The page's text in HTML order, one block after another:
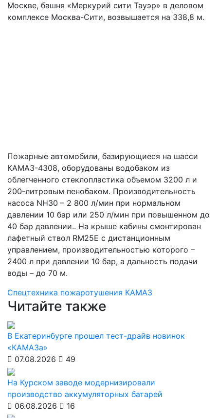
Москве, башня «Меркурий сити Тауэр» в деловом
комплексе Москва-Сити, возвышается на 338,8 м.
Пожарные автомобили, базирующиеся на шасси
КАМАЗ-4308, оборудованы водобаком из
облегченного стеклопластика объемом 3200 л и
200-литровым пенобаком. Производительность
насоса NH30 – 2 800 л/мин при нормальном
давлении 10 бар или 250 л/мин при повышенном до
40 бар давлении.. На крыше кабины смонтирован
лафетный ствол RM25E с дистанционным
управлением, производительностью которого –
2400 л при давлении 10 бар, а дальность подачи
воды – до 70 м.
Спецтехника пожаротушения КАМАЗ
Читайте также
В Екатеринбурге прошел тест-драйв новинок
«КАМАЗа»
07.08.2026
49
На Курском заводе модернизировали
производство аккумуляторных батарей
06.08.2026
16